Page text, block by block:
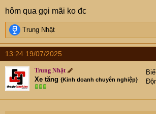
hôm qua gọi mãi ko đc
R
e
a
c
t
i
o
n
s
Trung Nhật
13:24 19/07/2025
Trung Nhật
Xe tăng {Kinh doanh chuyên nghiệp}